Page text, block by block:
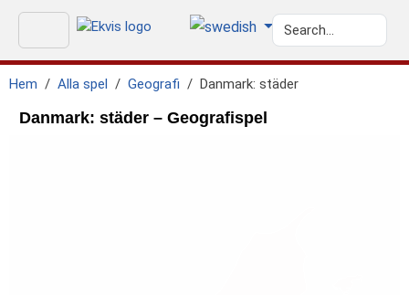
Hem Alla spel Geografi Danmark: städer
Danmark: städer – Geografispel